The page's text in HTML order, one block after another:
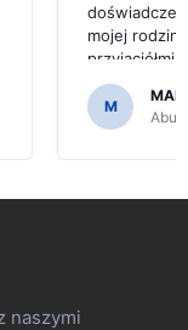
mojej
przyjaciółmi
jest niedrogi
M
Abu
naszymi